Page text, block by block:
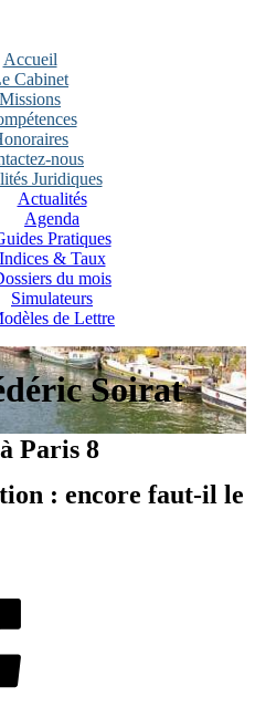
Accueil
Cabinet
Missions
nous
Juridiques
Actualités
Agenda
Pratiques
Indices & Taux
du mois
Simulateurs
de Lettre
Soirat
Paris 8
: encore faut-il le